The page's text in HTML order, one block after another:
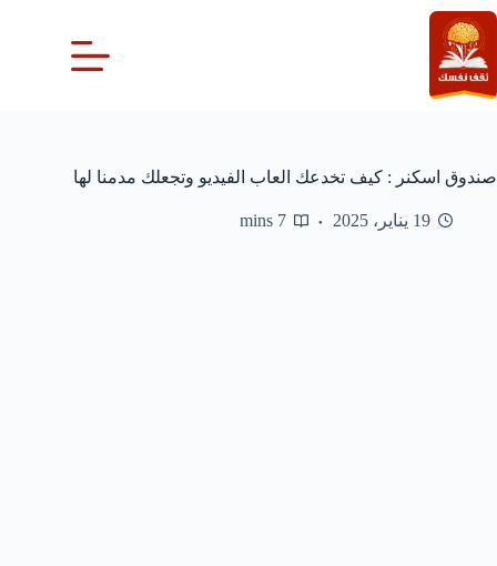
التجاوز
إلى
المحتوى
صندوق اسكنر : كيف تخدعك العاب الفيديو وتجعلك مدمنا لها
19 يناير، 2025 7 mins